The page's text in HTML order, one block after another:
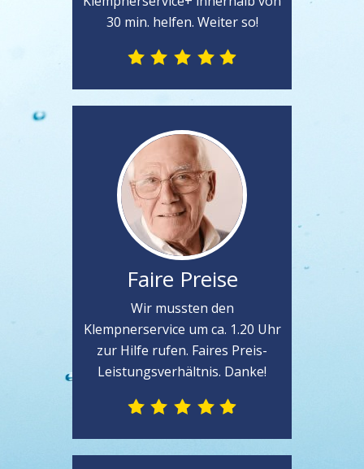
30 min. helfen. Weiter so!
Faire Preise
Wir mussten den
Klempnerservice um ca. 1.20 Uhr
zur Hilfe rufen. Faires Preis-
Leistungsverhältnis. Danke!